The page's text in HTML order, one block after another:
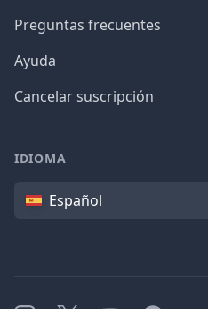
Preguntas frecuentes
Ayuda
Cancelar suscripción
IDIOMA
IdiomaEspañol